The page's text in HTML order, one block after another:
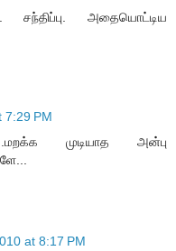
சந்திப்பு. அதையொட்டிய
7:29 PM
முடியாத அன்பு
at 8:17 PM